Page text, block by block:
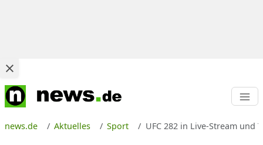
news.de Aktuelles Sport UFC 282 in Live-Stream und